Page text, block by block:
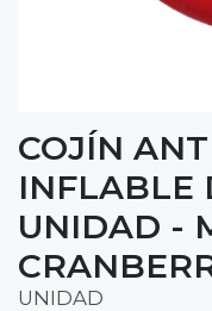
COJÍN
INFLABLE
UNIDAD -
UNIDAD